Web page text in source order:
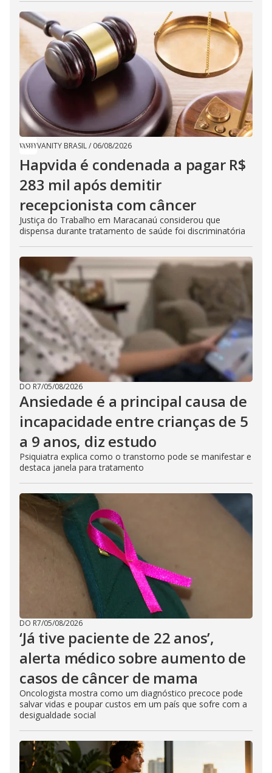
VANITY BRASIL/ 06/08/2026
Hapvida é condenada a pagar R$
283 mil após demitir
recepcionista com câncer
Justiça do Trabalho em Maracanaú considerou que
dispensa durante tratamento de saúde foi discriminatória
DO R7/05/08/2026
Ansiedade é a principal causa de
incapacidade entre crianças de 5
a 9 anos, diz estudo
Psiquiatra explica como o transtorno pode se manifestar e
destaca janela para tratamento
DO R7/05/08/2026
‘Já tive paciente de 22 anos’,
alerta médico sobre aumento de
casos de câncer de mama
Oncologista mostra como um diagnóstico precoce pode
salvar vidas e poupar custos em um país que sofre com a
desigualdade social